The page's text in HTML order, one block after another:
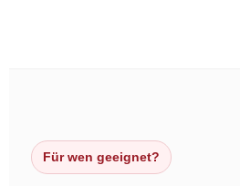
Für wen geeignet?